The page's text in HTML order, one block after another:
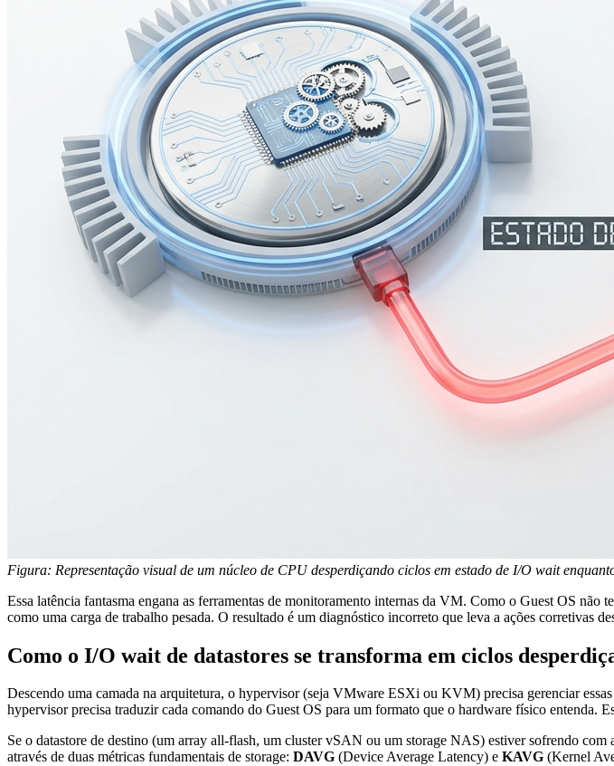
Figura: Representação visual de um núcleo de CPU desperdiçando ciclos em estado de I/O wait
Essa latência fantasma engana as ferramentas de monitoramento internas da VM. Como o Guest OS
como uma carga de trabalho pesada. O resultado é um diagnóstico incorreto que leva a ações corretivas
Como o I/O wait de datastores se transforma em ciclos
Descendo uma camada na arquitetura, o hypervisor (seja VMware ESXi ou KVM) precisa gerenciar
hypervisor precisa traduzir cada comando do Guest OS para um formato que o hardware físico entenda.
Se o datastore de destino (um array all-flash, um cluster vSAN ou um storage NAS) estiver sofrendo
através de duas métricas fundamentais de storage: DAVG (Device Average Latency) e KAVG (Kernel